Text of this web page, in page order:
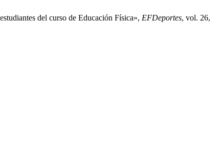
del curso de Educación Física», EFDeportes, vol. 26,